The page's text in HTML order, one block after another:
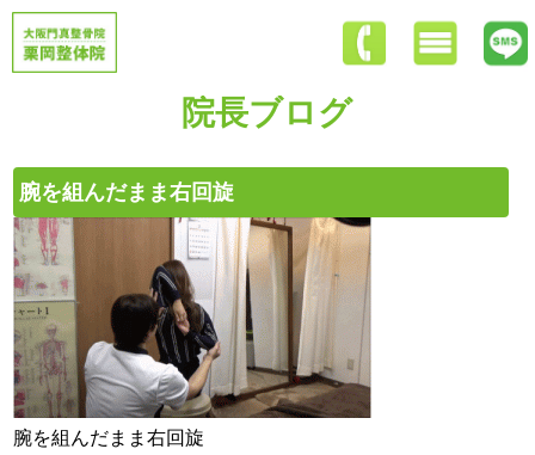
院長ブログ
腕を組んだまま右回旋
腕を組んだまま右回旋